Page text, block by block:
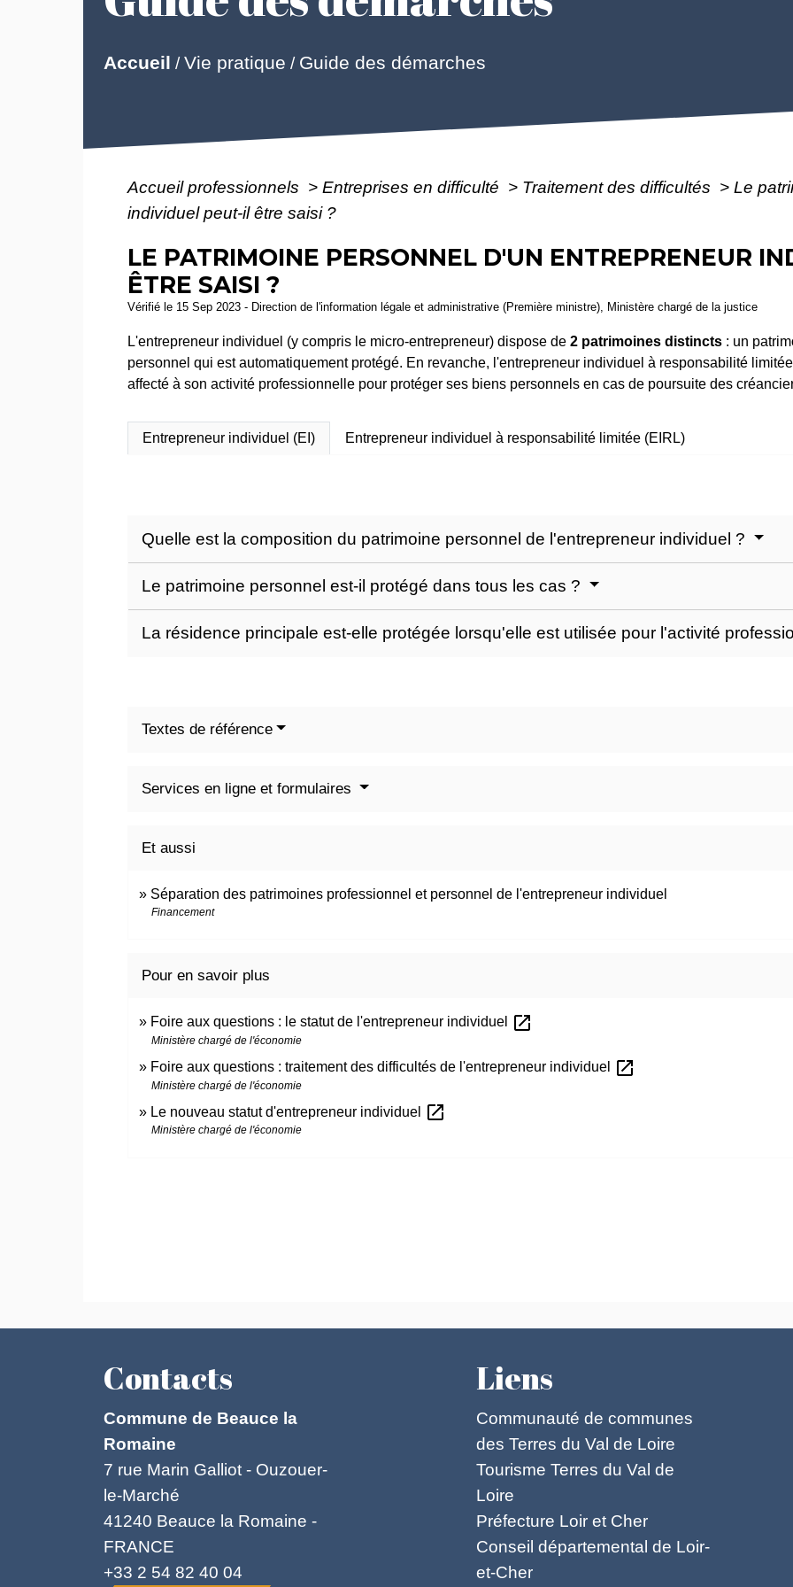
Accueil /Vie pratique / Guide des démarches
Accueil professionnels > Entreprises en difficulté > Traitement des difficultés > Le
individuel peut-il être saisi ?
LE PATRIMOINE PERSONNEL D'UN ENTREPRENEUR
ÊTRE SAISI ?
Vérifié le 15 Sep 2023 - Direction de l'information légale et administrative (Première ministre), Ministère chargé de la justice
L'entrepreneur individuel (y compris le micro-entrepreneur) dispose de2 patrimoines distincts : un
personnel qui est automatiquement protégé. En revanche, l'entrepreneur individuel à responsabilité
affecté à son activité professionnelle pour protéger ses biens personnels en cas de poursuite des
Entrepreneur individuel (EI) Entrepreneur individuel à responsabilité limitée (EIRL)
Quelle est la composition du patrimoine personnel de l'entrepreneur individuel ?
Le patrimoine personnel est-il protégé dans tous les cas ?
La résidence principale est-elle protégée lorsqu'elle est utilisée pour l'activité
Textes de référence
Services en ligne et formulaires
Et aussi
Séparation des patrimoines professionnel et personnel de l'entrepreneur individuel
Financement
Pour en savoir plus
Foire aux questions : le statut de l'entrepreneur individuel open_in_new
Ministère chargé de l'économie
Foire aux questions : traitement des difficultés de l'entrepreneur individuel open_in_new
Ministère chargé de l'économie
Le nouveau statut d'entrepreneur individuel open_in_new
Ministère chargé de l'économie
Contacts
Commune de Beauce la
Romaine
7 rue Marin Galliot - Ouzouer-
le-Marché
41240 Beauce la Romaine -
FRANCE
+33 2 54 82 40 04
Liens
Communauté de communes
des Terres du Val de Loire
Tourisme Terres du Val de
Loire
Préfecture Loir et Cher
Conseil départemental de Loir-
et-Cher